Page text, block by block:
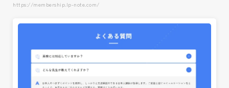
https://membership.lp-note.com/